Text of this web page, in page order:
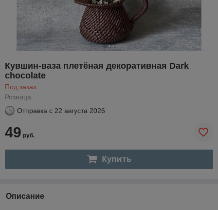
Кувшин-ваза плетёная декоративная Dark
chocolate
Под заказ
Розница
Отправка с 22 августа 2026
49 руб.
Купить
Описание